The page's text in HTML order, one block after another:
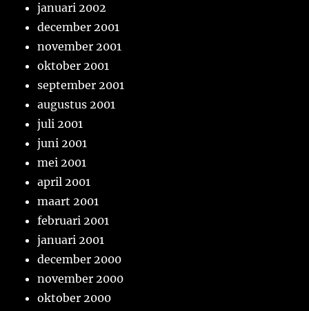
januari 2002
december 2001
november 2001
oktober 2001
september 2001
augustus 2001
juli 2001
juni 2001
mei 2001
april 2001
maart 2001
februari 2001
januari 2001
december 2000
november 2000
oktober 2000